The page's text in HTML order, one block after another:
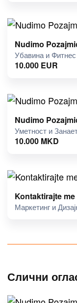
Nudimo
Убавина и Фитнес
10.000 EUR
Nudimo
Уметност и
10.000 MKD
Kontaktirajte
Маркетинг и
Слични